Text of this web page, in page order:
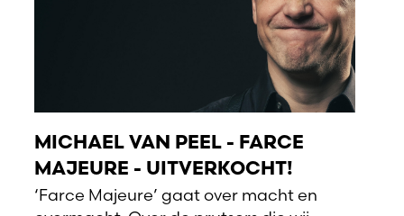
MICHAEL VAN PEEL - FARCE
MAJEURE - UITVERKOCHT!
‘Farce Majeure’ gaat over macht en